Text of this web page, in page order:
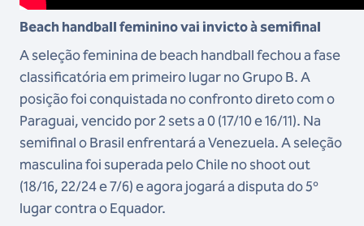
Beach handball feminino vai invicto à semifinal
A seleção feminina de beach handball fechou a fase
classificatória em primeiro lugar no Grupo B. A
posição foi conquistada no confronto direto com o
Paraguai, vencido por 2 sets a 0 (17/10 e 16/11). Na
semifinal o Brasil enfrentará a Venezuela. A seleção
masculina foi superada pelo Chile no shoot out
(18/16, 22/24 e 7/6) e agora jogará a disputa do 5º
lugar contra o Equador.